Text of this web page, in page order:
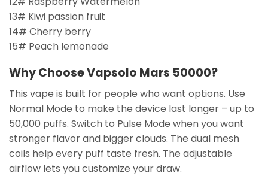
13# Kiwi passion fruit
14# Cherry berry
15# Peach lemonade
Why Choose Vapsolo Mars 50000?
This vape is built for people who want options. Use
Normal Mode to make the device last longer – up to
50,000 puffs. Switch to Pulse Mode when you want
stronger flavor and bigger clouds. The dual mesh
coils help every puff taste fresh. The adjustable
airflow lets you customize your draw.